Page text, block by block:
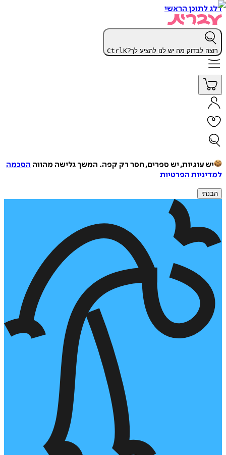
דלג לתוכן הראשי
רוצה לבדוק מה יש לנו להציע לך? CtrlK
יש עוגיות, יש ספרים, חסר רק קפה. המשך גלישה מהווה הסכמה
למדיניות הפרטיות
הבנתי